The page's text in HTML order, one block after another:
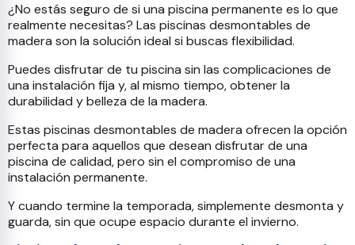
¿No estás seguro de si una piscina permanente es lo que
realmente necesitas? Las piscinas desmontables de
madera son la solución ideal si buscas flexibilidad.
Puedes disfrutar de tu piscina sin las complicaciones de
una instalación fija y, al mismo tiempo, obtener la
durabilidad y belleza de la madera.
Estas piscinas desmontables de madera ofrecen la opción
perfecta para aquellos que desean disfrutar de una
piscina de calidad, pero sin el compromiso de una
instalación permanente.
Y cuando termine la temporada, simplemente desmonta y
guarda, sin que ocupe espacio durante el invierno.